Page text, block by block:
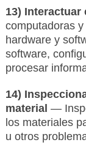
13)
computadoras
hardware y
software,
procesar
14)
material —
los materiales
u otros